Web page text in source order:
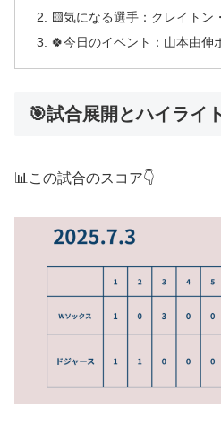
🟨気になる選手：クレイトン
🍀今日のイベント：山本由伸
🎯試合展開とハイライト
📊この試合のスコア👇